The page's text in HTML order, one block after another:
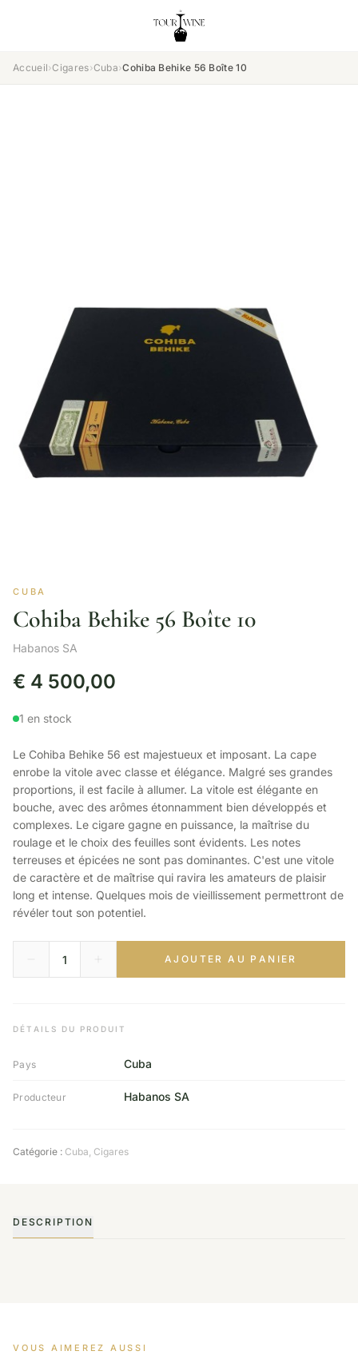
Accueil›Cigares›Cuba›Cohiba Behike 56 Boîte 10
CUBA
Cohiba Behike 56 Boîte 10
Habanos SA
€ 4 500,00
1 en stock
Le Cohiba Behike 56 est majestueux et imposant. La cape
enrobe la vitole avec classe et élégance. Malgré ses grandes
proportions, il est facile à allumer. La vitole est élégante en
bouche, avec des arômes étonnamment bien développés et
complexes. Le cigare gagne en puissance, la maîtrise du
roulage et le choix des feuilles sont évidents. Les notes
terreuses et épicées ne sont pas dominantes. C'est une vitole
de caractère et de maîtrise qui ravira les amateurs de plaisir
long et intense. Quelques mois de vieillissement permettront de
révéler tout son potentiel.
AJOUTER AU PANIER
DÉTAILS DU PRODUIT
Pays Cuba
Producteur Habanos SA
Catégorie : Cuba, Cigares
DESCRIPTION
VOUS AIMEREZ AUSSI